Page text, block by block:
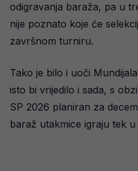
odigravanja baraža, pa u
nije poznato koje će
završnom turniru.
Tako je bilo i uoči
isto bi vrijedilo i sada, s
SP 2026 planiran za
baraž utakmice igraju tek